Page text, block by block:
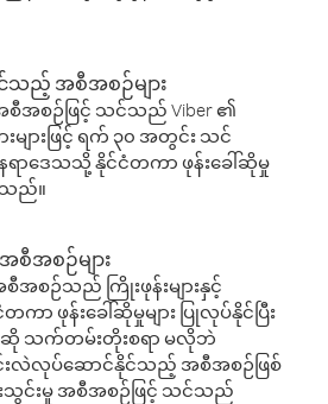
သည့် အစီအစဉ်များ
စီအစဉ်ဖြင့် သင်သည် Viber ၏
ျားဖြင့် ရက် ၃၀ အတွင်း သင်
ာဒေသသို့ နိုင်ငံတကာ ဖုန်းခေါ်ဆိုမှု
သည်။
စီအစဉ်များ
အစဉ်သည် ကြိုးဖုန်းများနှင့်
ကာ ဖုန်းခေါ်ဆိုမှုများ ပြုလုပ်နိုင်ပြီး
သက်တမ်းတိုးစရာ မလိုဘဲ
းလဲလုပ်ဆောင်နိုင်သည့် အစီအစဉ်ဖြစ်
သွင်းမှု အစီအစဉ်ဖြင့် သင်သည်